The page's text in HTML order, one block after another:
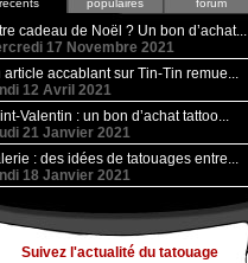
recents
populaires
forum
cadeau de Noël ? Un bon d’achat...
17 Novembre 2021
article accablant sur Tin-Tin remue...
12 Avril 2021
Valentin : un bon d’achat tattoo...
21 Janvier 2021
: des idées de tatouages entre...
18 Janvier 2021
Suivez l'actualité du tatouage